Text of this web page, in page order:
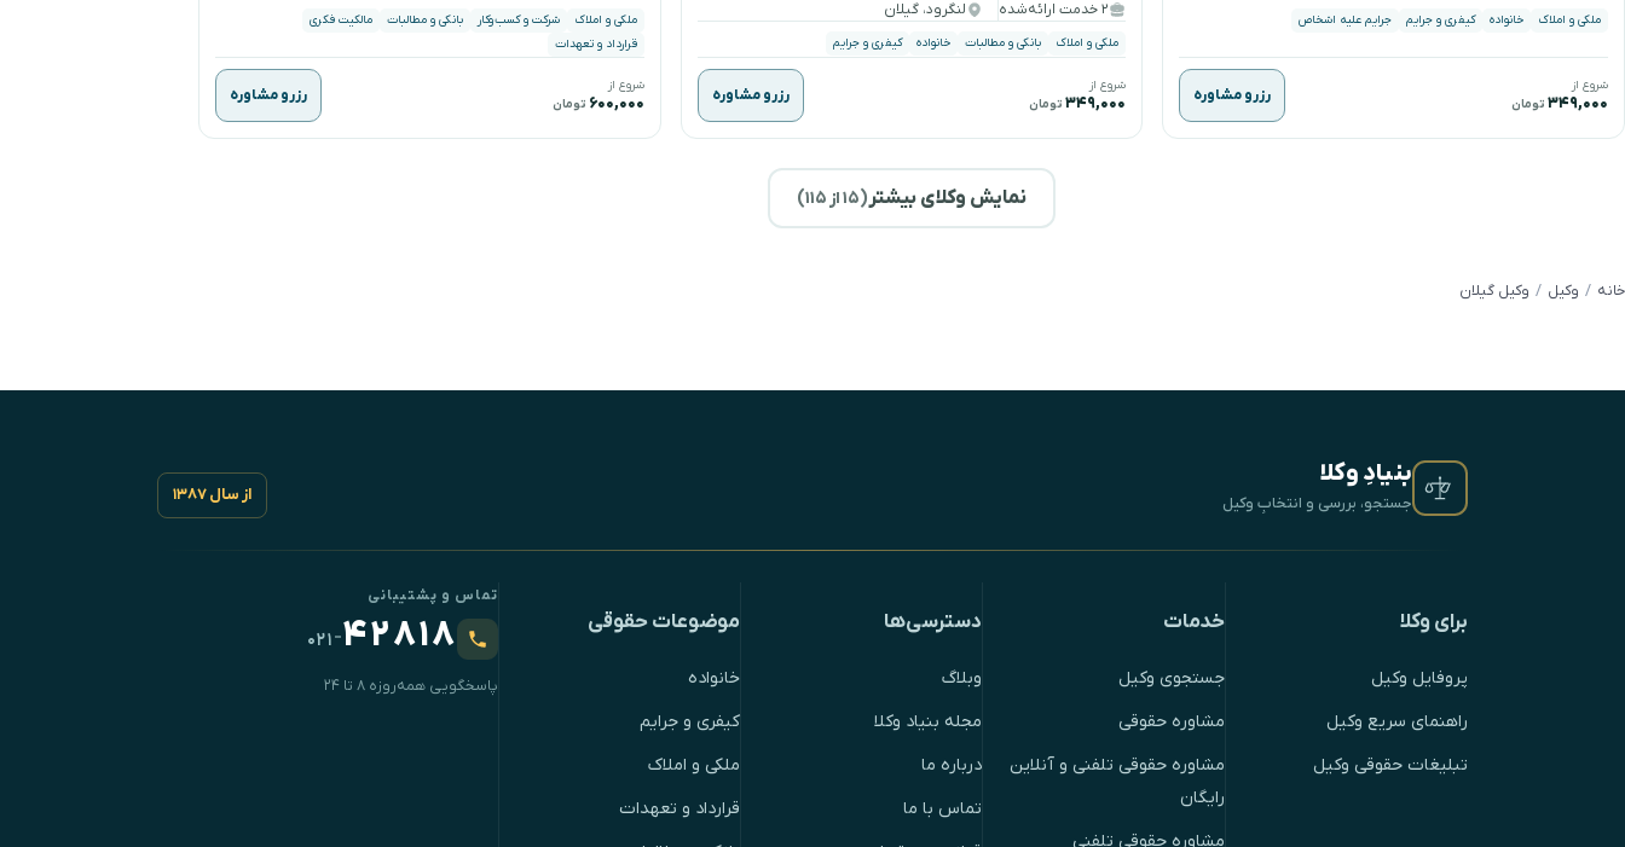
ملکی و املاک خانواده کیفری و جرایم جرایم علیه اشخاص
شروع از
۳۴۹,۰۰۰ تومان رزرو مشاوره
۲ خدمت ارائه‌شده لنگرود، گیلان
ملکی و املاک بانکی و مطالبات خانواده کیفری و جرایم
شروع از
۳۴۹,۰۰۰ تومان رزرو مشاوره
ملکی و املاک شرکت و کسب‌وکار بانکی و مطالبات
مالکیت فکری
قرارداد و تعهدات
شروع از
۶۰۰,۰۰۰ تومان رزرو مشاوره
نمایش وکلای بیشتر(۱۵از ۱۱۵)
خانه وکیل وکیل گیلان
بنیادِ وکلا
جستجو، بررسی و انتخابِ وکیل از سال ۱۳۸۷
برای وکلا
پروفایل وکیل
راهنمای سریع وکیل
تبلیغات حقوقی وکیل
خدمات
جستجوی وکیل
مشاوره حقوقی
مشاوره حقوقی تلفنی و آنلاین
رایگان
مشاوره حقوقی تلفنی
دسترسی‌ها
وبلاگ
مجله بنیاد وکلا
درباره ما
تماس با ما
موضوعات حقوقی
خانواده
کیفری و جرایم
ملکی و املاک
قرارداد و تعهدات
تماس و پشتیبانی
۴۲۸۱۸-۰۲۱
پاسخگویی همه‌روزه ۸ تا ۲۴